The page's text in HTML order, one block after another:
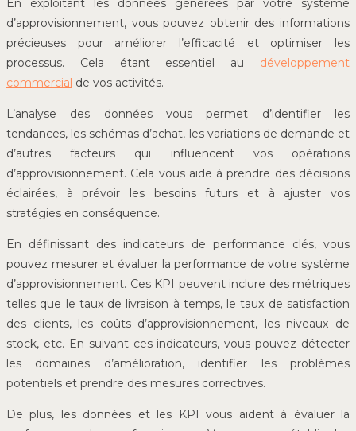
En exploitant les données générées par votre système
d’approvisionnement, vous pouvez obtenir des informations
précieuses pour améliorer l’efficacité et optimiser les
processus. Cela étant essentiel au développement
commercial de vos activités.
L’analyse des données vous permet d’identifier les
tendances, les schémas d’achat, les variations de demande et
d’autres facteurs qui influencent vos opérations
d’approvisionnement. Cela vous aide à prendre des décisions
éclairées, à prévoir les besoins futurs et à ajuster vos
stratégies en conséquence.
En définissant des indicateurs de performance clés, vous
pouvez mesurer et évaluer la performance de votre système
d’approvisionnement. Ces KPI peuvent inclure des métriques
telles que le taux de livraison à temps, le taux de satisfaction
des clients, les coûts d’approvisionnement, les niveaux de
stock, etc. En suivant ces indicateurs, vous pouvez détecter
les domaines d’amélioration, identifier les problèmes
potentiels et prendre des mesures correctives.
De plus, les données et les KPI vous aident à évaluer la